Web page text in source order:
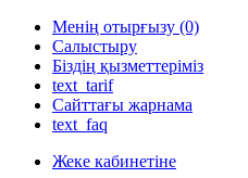
Менің отырғызу (0)
Салыстыру
Біздің қызметтеріміз
text_tarif
Сайттағы жарнама
text_faq
Жеке кабинетіне